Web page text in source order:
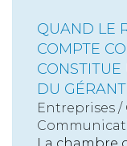
QUAND LE
COMPTE
DU GÉRANT
Entreprises /